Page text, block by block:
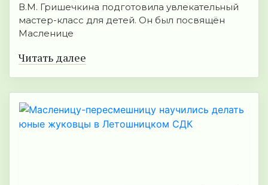
В.М. Гришечкина подготовила увлекательный
мастер-класс для детей. Он был посвящён
Масленице
Читать далее